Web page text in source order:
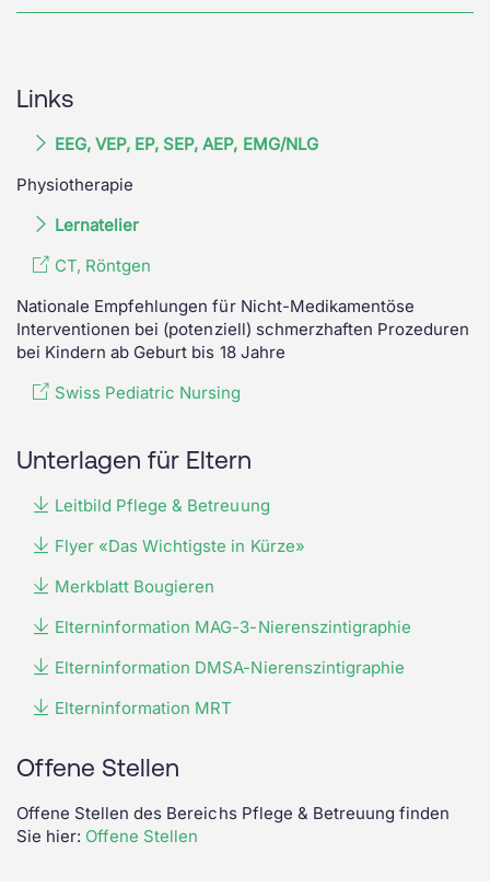
Links
EEG, VEP, EP, SEP, AEP, EMG/NLG
Physiotherapie
Lernatelier
CT, Röntgen
Nationale Empfehlungen für Nicht-Medikamentöse
Interventionen bei (potenziell) schmerzhaften Prozeduren
bei Kindern ab Geburt bis 18 Jahre
Swiss Pediatric Nursing
Unterlagen für Eltern
Leitbild Pflege & Betreuung
Flyer «Das Wichtigste in Kürze»
Merkblatt Bougieren
Elterninformation MAG-3-Nierenszintigraphie
Elterninformation DMSA-Nierenszintigraphie
Elterninformation MRT
Offene Stellen
Offene Stellen des Bereichs Pflege & Betreuung finden
Sie hier: Offene Stellen